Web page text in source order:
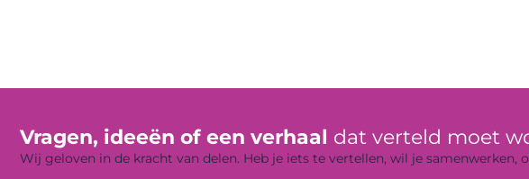
Vragen, ideeën of een verhaal dat verteld moet
Wij geloven in de kracht van delen. Heb je iets te vertellen, wil je samenwerken,